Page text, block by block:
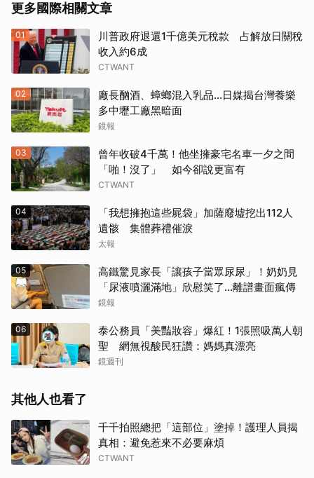
更多國際相關文章
01
川普政府退還1千億美元稅款 占解放日關稅
收入約6成
CTWANT
02
廠長酗酒、蟑螂混入乳品...日媒揭台灣養樂
多中壢工廠黑暗面
鏡報
03
曾年收破4千萬！他坐擁豪宅名車一夕之間
「啪！沒了」 如今卻說更富有
CTWANT
04
「我想擁抱這些屍袋」加薩廢墟挖出112人
遺骸 集體葬禮催淚
太報
05
高鐵驚見家長「讓孩子當眾尿尿」！奶奶見
「尿液噴灑滿地」欣慰笑了…離譜畫面瘋傳
鏡報
06
泰公務員「美豔妝容」爆紅！1張照吸萬人朝
聖 網無視酸民狂讚：媽媽真漂亮
鏡週刊
其他人也看了
千千拍照總把「這部位」塗掉！護理人員揭
真相：避免惹來不必要麻煩
CTWANT